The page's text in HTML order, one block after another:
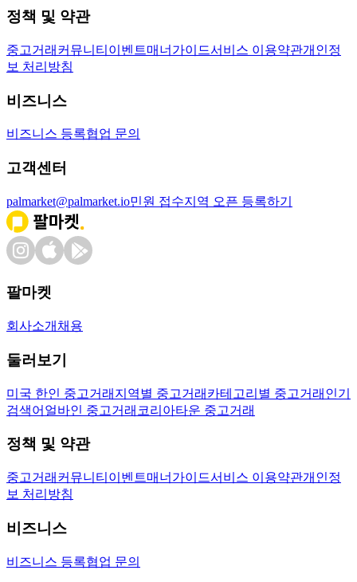
정책 및 약관
중고거래 커뮤니티 이벤트매너가이드서비스 이용약관개인정
보 처리방침
비즈니스
비즈니스 등록협업 문의
고객센터
palmarket@palmarket.io민원 접수지역 오픈 등록하기
팔마켓
회사소개 채용
둘러보기
미국 한인 중고거래 지역별 중고거래 카테고리별 중고거래 인기
검색어 얼바인 중고거래 코리아타운 중고거래
정책 및 약관
중고거래 커뮤니티 이벤트매너가이드서비스 이용약관개인정
보 처리방침
비즈니스
비즈니스 등록협업 문의